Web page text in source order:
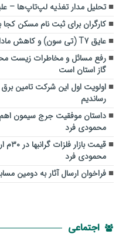
تحلیل مدار تغذیه لپ‌تاپ‌ها –
کارگران برای ثبت نام مسکن کجا
عایق T7 (تی سون) و کاهش مادام العمر هزینه های ساختمانی
رفع مسائل و مخاطرات زیست
گاز استان است
اولویت اول این شرکت تامین
رساندیم
داستان موفقیت جرج سیمون اهم:
محمودی فرد
محمودی فرد
فراخوان ارسال آثار به دومین
اجتماعی